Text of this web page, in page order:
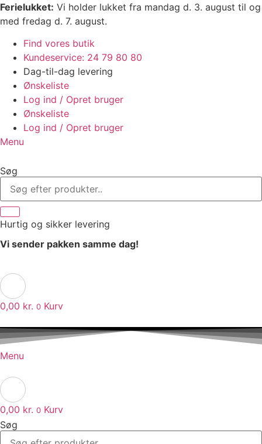
Videre
til
Ferielukket: Vi holder lukket fra mandag d. 3. august til og
med fredag d. 7. august.
Find vores butik
Kundeservice: 24 79 80 80
Dag-til-dag levering
Ønskeliste
Log ind / Opret bruger
Ønskeliste
Log ind / Opret bruger
Menu
Søg
Hurtig og sikker levering
Vi sender pakken samme dag!
0,00 kr. 0 Kurv
Menu
0,00 kr. 0 Kurv
Søg